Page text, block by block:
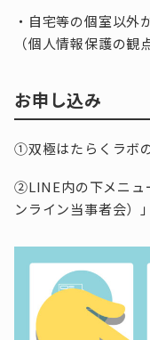
・自宅等の個室以
（個人情報保護の観
お申し込み
①双極はたらくラボ
②LINE内の下メニュ
ンライン当事者会）